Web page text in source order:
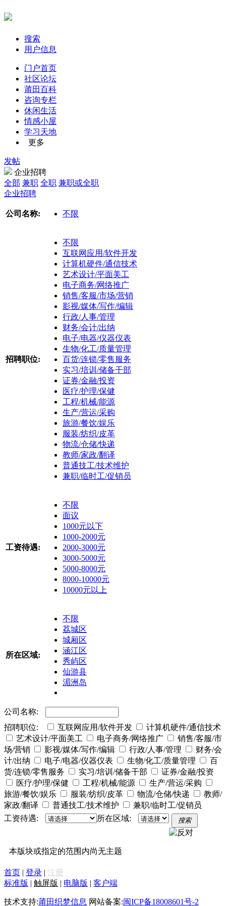
搜索
用户信息
门户首页
社区论坛
莆田百科
咨询专栏
休闲生活
情感小屋
学习天地
更多
发帖
企业招聘
全部 兼职 全职 兼职或全职
企业招聘
公司名称: 不限
招聘职位:
不限
互联网应用/软件开发
计算机硬件/通信技术
艺术设计/平面美工
电子商务/网络推广
销售/客服/市场/营销
影视/媒体/写作/编辑
行政/人事/管理
财务/会计/出纳
电子/电器/仪器仪表
生物/化工/质量管理
百货/连锁/零售服务
实习/培训/储备干部
证券/金融/投资
医疗/护理/保健
工程/机械/能源
生产/营运/采购
旅游/餐饮/娱乐
服装/纺织/皮革
物流/仓储/快递
教师/家政/翻译
普通技工/技术维护
兼职/临时工/促销员
工资待遇:
不限
面议
1000元以下
1000-2000元
2000-3000元
3000-5000元
5000-8000元
8000-10000元
10000元以上
所在区域:
不限
荔城区
城厢区
涵江区
秀屿区
仙游县
湄洲岛
公司名称:
招聘职位:
互联网应用/软件开发
计算机硬件/通信技术
艺术设计/平面美工
电子商务/网络推广
销售/客服/市
场/营销
影视/媒体/写作/编辑 行政/人事/管理
财务/会
计/出纳
电子/电器/仪器仪表 生物/化工/质量管理
百
货/连锁/零售服务
实习/培训/储备干部
证券/金融/投资
医疗/护理/保健
工程/机械/能源
生产/营运/采购
旅游/餐饮/娱乐
服装/纺织/皮革 物流/仓储/快递
教师/
家政/翻译
普通技工/技术维护
兼职/临时工/促销员
工资待遇:
所在区域: 搜索
本版块或指定的范围内尚无主题
首页 | 登录 | 注册
标准版 | 触屏版 | 电脑版 | 客户端
技术支持:莆田织梦信息 网站备案:闽ICP备18008601号-2